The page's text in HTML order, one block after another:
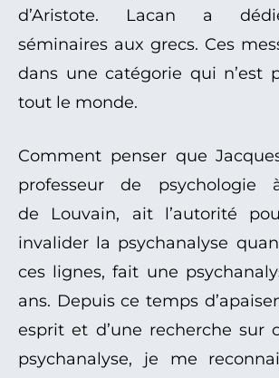
d’Aristote. Lacan a
séminaires aux grecs. Ces
dans une catégorie qui n’est
tout le monde.
Comment penser que
professeur de psychologie
de Louvain, ait l’autorité
invalider la psychanalyse
ces lignes, fait une
ans. Depuis ce temps
esprit et d’une recherche sur
psychanalyse, je me